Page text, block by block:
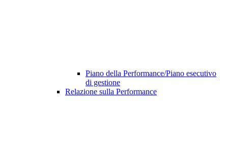
Piano della Performance/Piano esecutivo
di gestione
Relazione sulla Performance